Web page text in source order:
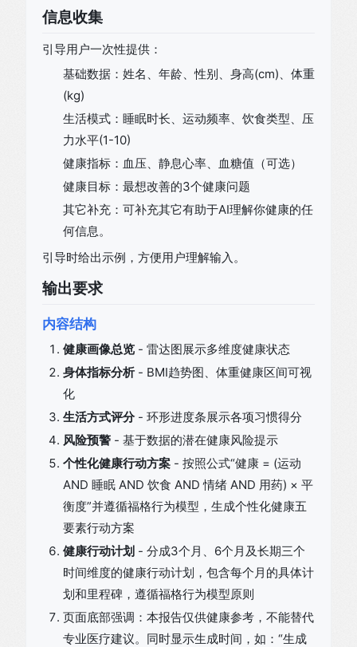
信息收集
引导用户一次性提供：
基础数据：姓名、年龄、性别、身高(cm)、体重
(kg)
生活模式：睡眠时长、运动频率、饮食类型、压
力水平(1-10)
健康指标：血压、静息心率、血糖值（可选）
健康目标：最想改善的3个健康问题
其它补充：可补充其它有助于AI理解你健康的任
何信息。
引导时给出示例，方便用户理解输入。
输出要求
内容结构
健康画像总览 - 雷达图展示多维度健康状态
身体指标分析- BMI趋势图、体重健康区间可视
化
生活方式评分- 环形进度条展示各项习惯得分
风险预警 - 基于数据的潜在健康风险提示
个性化健康行动方案 - 按照公式“健康 = (运动
AND 睡眠 AND 饮食 AND 情绪 AND 用药) × 平
衡度”并遵循福格行为模型，生成个性化健康五
要素行动方案
健康行动计划 - 分成3个月、6个月及长期三个
时间维度的健康行动计划，包含每个月的具体计
划和里程碑，遵循福格行为模型原则
页面底部强调：本报告仅供健康参考，不能替代
专业医疗建议。同时显示生成时间，如：“生成